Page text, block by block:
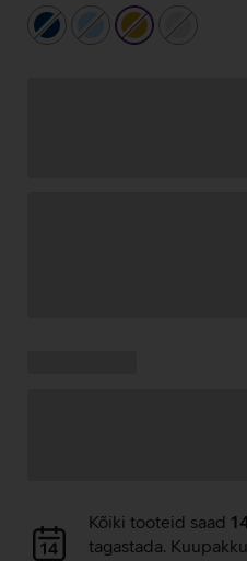
tumesinine
helesininekuldne
Andmete
laadimine
Kõiki tooteid saad
tagastada.